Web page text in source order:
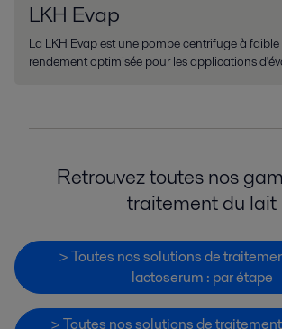
LKH Evap
La LKH Evap est une pompe centrifuge à
rendement optimisée pour les applications
Retrouvez toutes nos
traitement du lait
> Toutes nos solutions de
lactoserum : par étape
> Toutes nos solutions de